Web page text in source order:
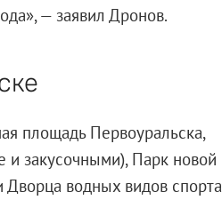
— заявил Дронов.
площадь Первоуральска,
и закусочными), Парк новой
водных видов спорта